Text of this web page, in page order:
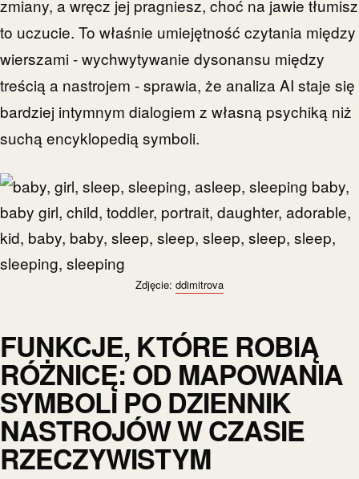
zmiany, a wręcz jej pragniesz, choć na jawie tłumisz
to uczucie. To właśnie umiejętność czytania między
wierszami - wychwytywanie dysonansu między
treścią a nastrojem - sprawia, że analiza AI staje się
bardziej intymnym dialogiem z własną psychiką niż
suchą encyklopedią symboli.
Zdjęcie: ddimitrova
FUNKCJE, KTÓRE ROBIĄ
RÓŻNICĘ: OD MAPOWANIA
SYMBOLI PO DZIENNIK
NASTROJÓW W CZASIE
RZECZYWISTYM